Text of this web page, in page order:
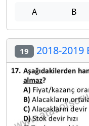
A B
19 2018-2019